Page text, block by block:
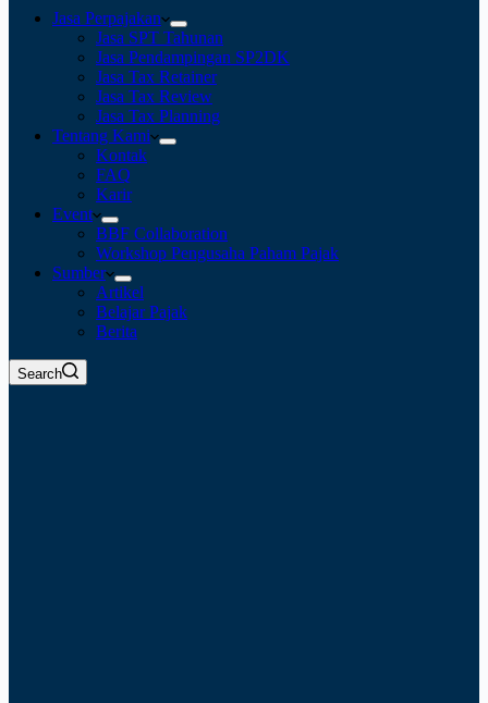
Jasa Perpajakan
Jasa SPT Tahunan
Jasa Pendampingan SP2DK
Jasa Tax Retainer
Jasa Tax Review
Jasa Tax Planning
Tentang Kami
Kontak
FAQ
Karir
Event
BBF Collaboration
Workshop Pengusaha Paham Pajak
Sumber
Artikel
Belajar Pajak
Berita
Search